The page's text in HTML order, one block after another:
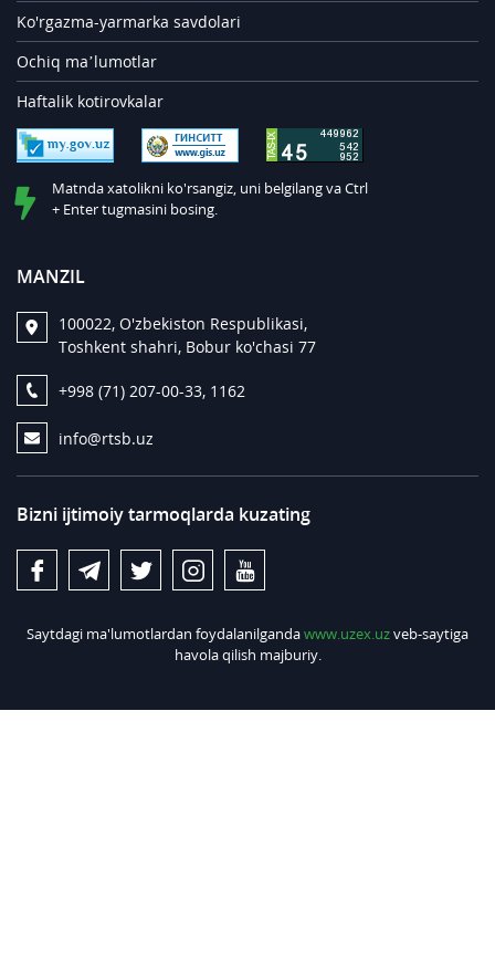
Ko'rgazma-yarmarka savdolari
Ochiq ma’lumotlar
Haftalik kotirovkalar
Matnda xatolikni ko'rsangiz, uni belgilang va Ctrl
+ Enter tugmasini bosing.
MANZIL
100022, O'zbekiston Respublikasi,
Toshkent shahri, Bobur ko'chasi 77
+998 (71) 207-00-33, 1162
info@rtsb.uz
Bizni ijtimoiy tarmoqlarda kuzating
Saytdagi ma'lumotlardan foydalanilgandawww.uzex.uzveb-saytiga
havola qilish majburiy.